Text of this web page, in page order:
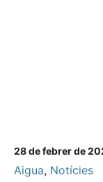
28 de febrer de
Aigua, Notícies